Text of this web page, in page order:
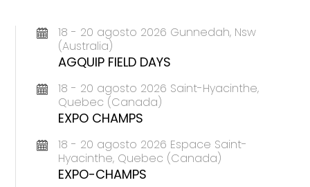
18 - 20 agosto 2026 Gunnedah, Nsw
(Australia)
AGQUIP FIELD DAYS
18 - 20 agosto 2026 Saint-Hyacinthe,
Quebec (Canada)
EXPO CHAMPS
18 - 20 agosto 2026 Espace Saint-
Hyacinthe, Quebec (Canada)
EXPO-CHAMPS